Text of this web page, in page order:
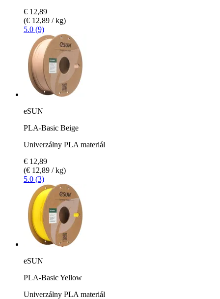
€ 12,89
(€ 12,89 / kg)
5.0 (9)
eSUN
PLA-Basic Beige
Univerzálny PLA materiál
€ 12,89
(€ 12,89 / kg)
5.0 (3)
eSUN
PLA-Basic Yellow
Univerzálny PLA materiál